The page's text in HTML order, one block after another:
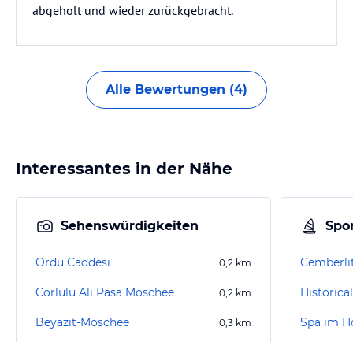
abgeholt und wieder zurückgebracht.
Alle Bewertungen (4)
Interessantes in der Nähe
Sehenswürdigkeiten
Ordu Caddesi 0,2 km
Corlulu Ali Pasa Moschee 0,2 km
Beyazıt-Moschee 0,3 km Spa im